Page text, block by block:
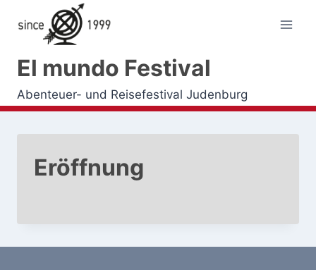
Inhalt
springen
El mundo Festival
Abenteuer- und Reisefestival Judenburg
Eröffnung